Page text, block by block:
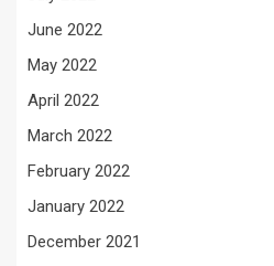
June 2022
May 2022
April 2022
March 2022
February 2022
January 2022
December 2021